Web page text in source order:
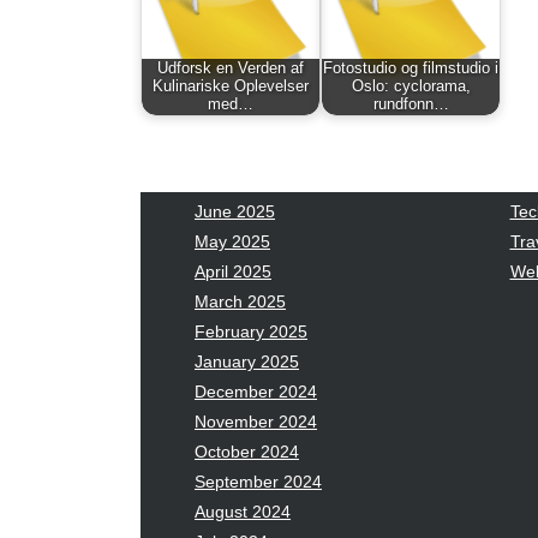
Udforsk en Verden af
Kulinariske Oplevelser
med…
Fotostudio og filmstudio i
Oslo: cyclorama,
rundfonn…
December 2025
November 2025
October 2025
September 2025
June 2025
May 2025
April 2025
March 2025
February 2025
January 2025
December 2024
November 2024
October 2024
September 2024
August 2024